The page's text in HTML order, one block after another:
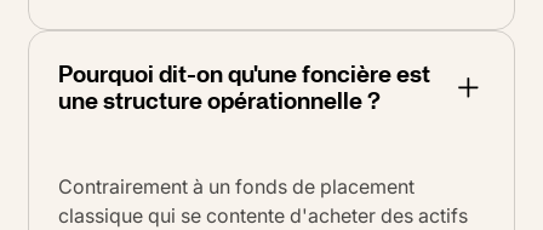
Pourquoi dit-on qu'une foncière est
une structure opérationnelle ?
Contrairement à un fonds de placement
classique qui se contente d'acheter des actifs